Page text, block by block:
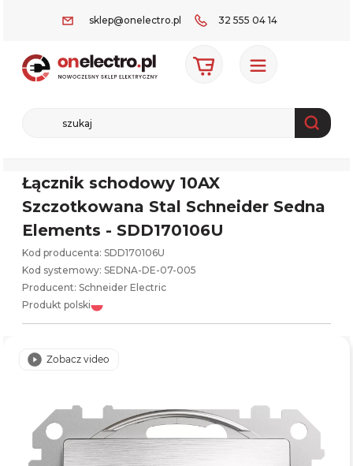
sklep@onelectro.pl 32 555 04 14
Łącznik schodowy 10AX
Szczotkowana Stal Schneider Sedna
Elements - SDD170106U
Kod producenta: SDD170106U
Kod systemowy: SEDNA-DE-07-005
Producent: Schneider Electric
Produkt polski
Zobacz video